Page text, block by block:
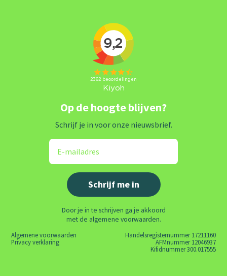
Op de hoogte blijven?
Schrijf je in voor onze nieuwsbrief.
Door je in te schrijven ga je akkoord
met de algemene voorwaarden.
Algemene voorwaarden
Privacy verklaring
Handelsregisternummer 17211160
AFMnummer 12046937
Kifidnummer 300.017555